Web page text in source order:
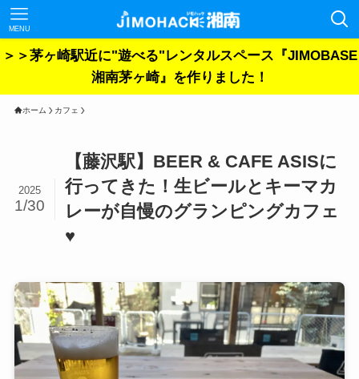
MENU
＞＞茅ヶ崎駅近に"遊べる"レンタルスペース『JIMOBASE
湘南茅ヶ崎』を作りました！
ホーム カフェ
【藤沢駅】BEER & CAFE ASISに
行ってきた！生ビールとキーマカ
レーが自慢のグランピングカフェ
♥
2025
1/30